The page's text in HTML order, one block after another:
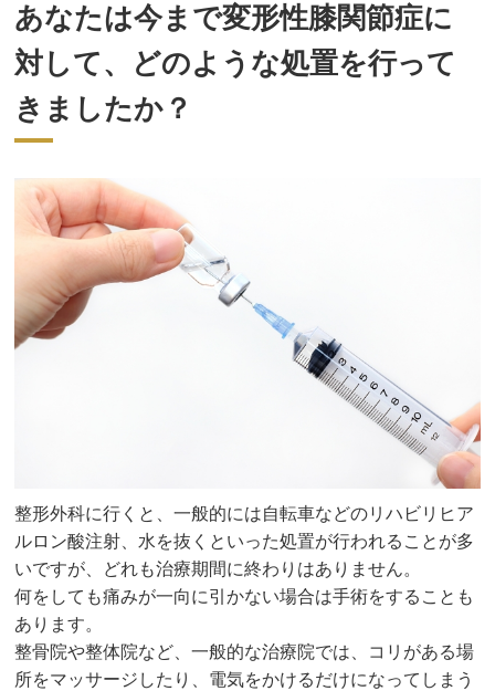
あなたは今まで変形性膝関節症に
対して、どのような処置を行って
きましたか？
整形外科に行くと、一般的には自転車などのリハビリヒア
ルロン酸注射、水を抜くといった処置が行われることが多
いですが、どれも治療期間に終わりはありません。
何をしても痛みが一向に引かない場合は手術をすることも
あります。
整骨院や整体院など、一般的な治療院では、コリがある場
所をマッサージしたり、電気をかけるだけになってしまう